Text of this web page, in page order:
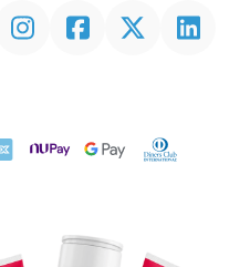
InstagramFacebookTwitter Linkedin
NuPay Google PayDiners Club